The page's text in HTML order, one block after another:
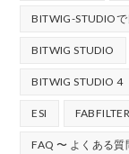
BITWIG-STUDIO
BITWIG STUDIO
BITWIG STUDIO 4
ESI FABFILTER
FAQ 〜 よくある質